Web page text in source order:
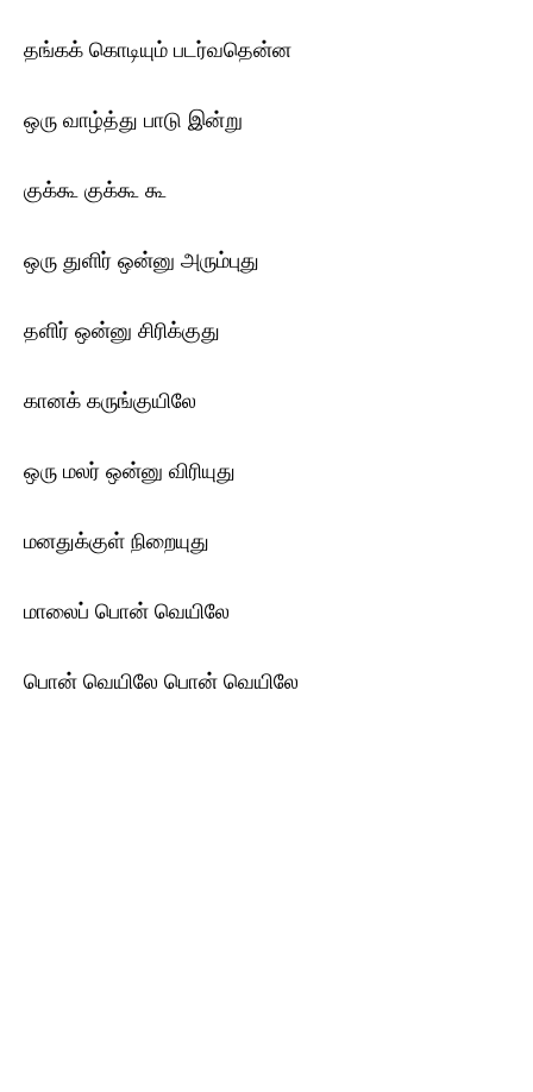
தங்கக் கொடியும் படர்வதென்ன
ஒரு வாழ்த்து பாடு இன்று
குக்கூ குக்கூ கூ
ஒரு துளிர் ஒன்னு அரும்புது
தளிர் ஒன்னு சிரிக்குது
கானக் கருங்குயிலே
ஒரு மலர் ஒன்னு விரியுது
மனதுக்குள் நிறையுது
மாலைப் பொன் வெயிலே
பொன் வெயிலே பொன் வெயிலே